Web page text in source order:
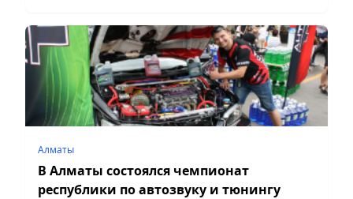
Алматы
В Алматы состоялся чемпионат
республики по автозвуку и тюнингу